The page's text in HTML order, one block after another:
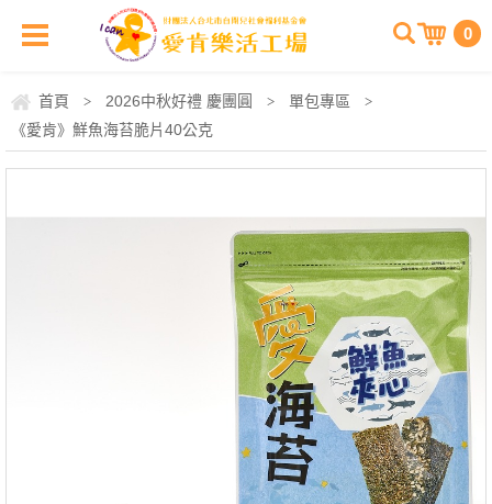
0
首頁 > 2026中秋好禮 慶團圓 > 單包專區 >
《愛肯》鮮魚海苔脆片40公克